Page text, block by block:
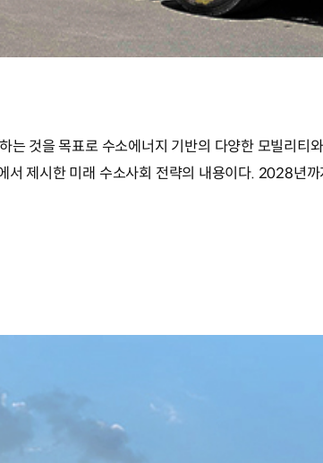
것을 목표로 수소에너지 기반의 다양한 모빌리티
제시한 미래 수소사회 전략의 내용이다. 2028년